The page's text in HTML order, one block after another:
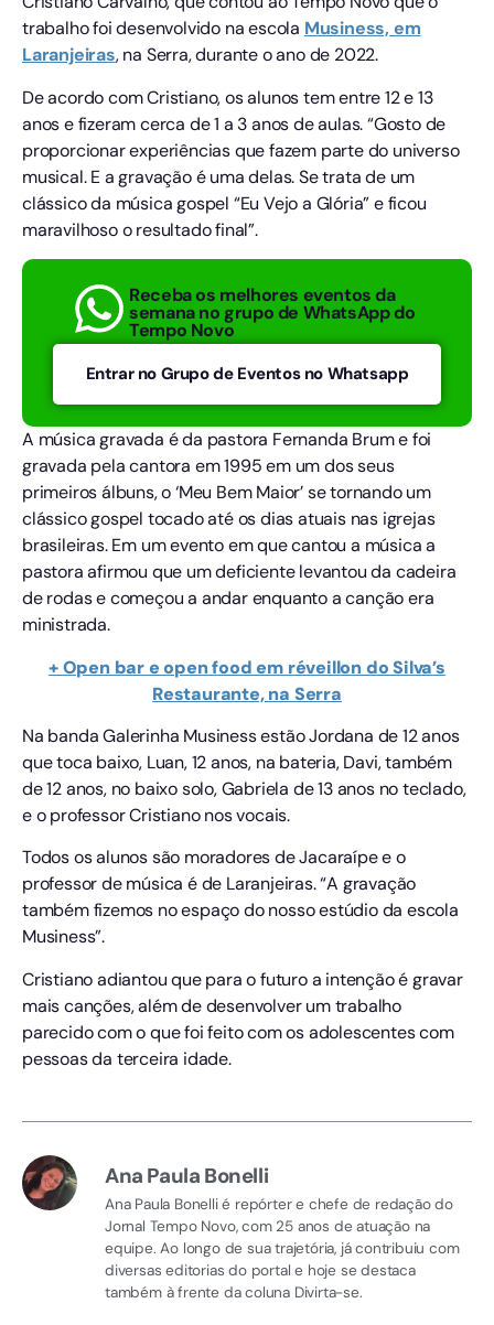
trabalho foi desenvolvido na escola Musiness, em
Laranjeiras, na Serra, durante o ano de 2022.
De acordo com Cristiano, os alunos tem entre 12 e 13
anos e fizeram cerca de 1 a 3 anos de aulas. “Gosto de
proporcionar experiências que fazem parte do universo
musical. E a gravação é uma delas. Se trata de um
clássico da música gospel “Eu Vejo a Glória” e ficou
maravilhoso o resultado final”.
Receba os melhores eventos da
semana no grupo de WhatsApp do
Tempo Novo
Entrar no Grupo de Eventos no Whatsapp
A música gravada é da pastora Fernanda Brum e foi
gravada pela cantora em 1995 em um dos seus
primeiros álbuns, o ‘Meu Bem Maior’ se tornando um
clássico gospel tocado até os dias atuais nas igrejas
brasileiras. Em um evento em que cantou a música a
pastora afirmou que um deficiente levantou da cadeira
de rodas e começou a andar enquanto a canção era
ministrada.
+ Open bar e open food em réveillon do Silva’s
Restaurante, na Serra
Na banda Galerinha Musiness estão Jordana de 12 anos
que toca baixo, Luan, 12 anos, na bateria, Davi, também
de 12 anos, no baixo solo, Gabriela de 13 anos no teclado,
e o professor Cristiano nos vocais.
Todos os alunos são moradores de Jacaraípe e o
professor de música é de Laranjeiras. “A gravação
também fizemos no espaço do nosso estúdio da escola
Musiness”.
Cristiano adiantou que para o futuro a intenção é gravar
mais canções, além de desenvolver um trabalho
parecido com o que foi feito com os adolescentes com
pessoas da terceira idade.
Ana Paula Bonelli
Ana Paula Bonelli é repórter e chefe de redação do
Jornal Tempo Novo, com 25 anos de atuação na
equipe. Ao longo de sua trajetória, já contribuiu com
diversas editorias do portal e hoje se destaca
também à frente da coluna Divirta-se.